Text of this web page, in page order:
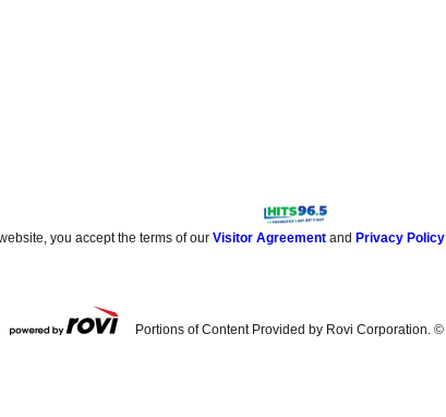
you accept the terms of ourVisitor Agreement andPrivacy Policy
Portions of Content Provided by Rovi Corporation. ©